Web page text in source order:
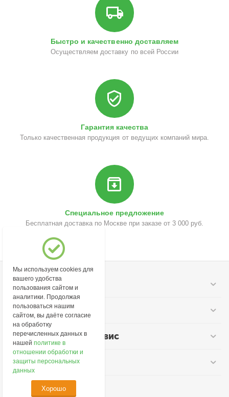
Быстро и качественно доставляем
Осуществляем доставку по всей России
Гарантия качества
Только качественная продукция от ведущих компаний мира.
Специальное предложение
Бесплатная доставка по Москве при заказе от 3 000 руб.
Моя учетная запись
Информация
Покупательский сервис
Контакты
Мы используем cookies для
вашего удобства
пользования сайтом и
аналитики. Продолжая
пользоваться нашим
сайтом, вы даёте согласие
на обработку
перечисленных данных в
нашейполитике в
отношении обработки и
защиты персональных
данных
Хорошо